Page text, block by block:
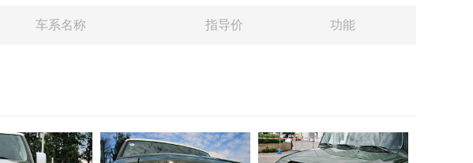
车系名称 指导价 功能